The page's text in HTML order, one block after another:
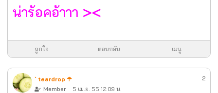
น่าร้อคอ้าาา ><
ถูกใจ ตอบกลับ เมนู
` teardrop ☂
Member
5 เม.ย. 55 12:09 น.
2